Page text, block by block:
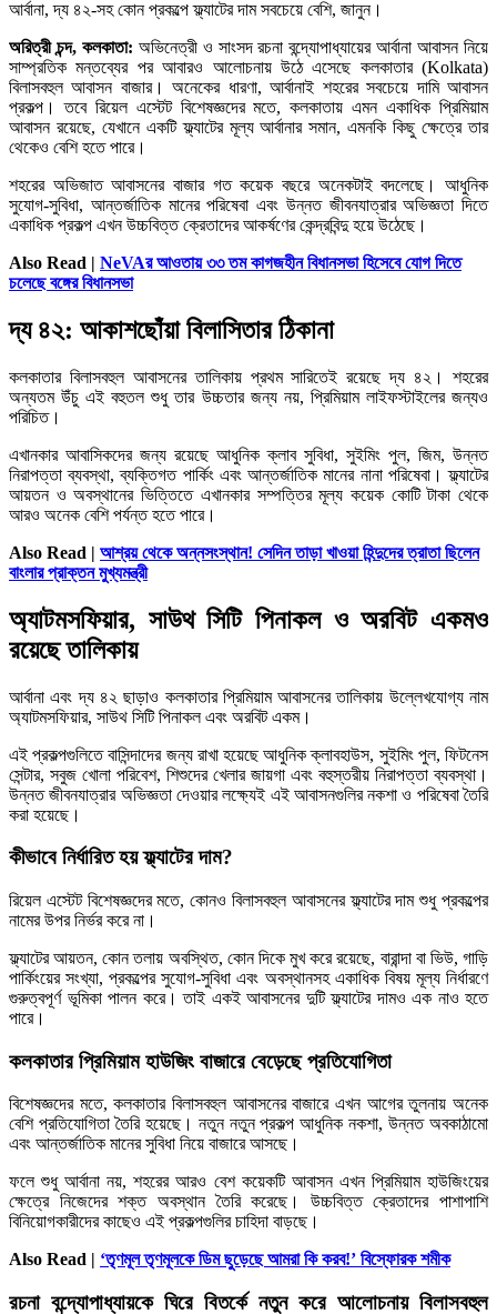
আর্বানা, দ্য ৪২-সহ কোন প্রকল্পে ফ্ল্যাটের দাম সবচেয়ে বেশি, জানুন।
অরিত্রী চন্দ, কলকাতা: অভিনেত্রী ও সাংসদ রচনা বন্দ্যোপাধ্যায়ের আর্বানা আবাসন নিয়ে
সাম্প্রতিক মন্তব্যের পর আবারও আলোচনায় উঠে এসেছে কলকাতার (Kolkata)
বিলাসবহুল আবাসন বাজার। অনেকের ধারণা, আর্বানাই শহরের সবচেয়ে দামি আবাসন
প্রকল্প। তবে রিয়েল এস্টেট বিশেষজ্ঞদের মতে, কলকাতায় এমন একাধিক প্রিমিয়াম
আবাসন রয়েছে, যেখানে একটি ফ্ল্যাটের মূল্য আর্বানার সমান, এমনকি কিছু ক্ষেত্রে তার
থেকেও বেশি হতে পারে।
শহরের অভিজাত আবাসনের বাজার গত কয়েক বছরে অনেকটাই বদলেছে। আধুনিক
সুযোগ-সুবিধা, আন্তর্জাতিক মানের পরিষেবা এবং উন্নত জীবনযাত্রার অভিজ্ঞতা দিতে
একাধিক প্রকল্প এখন উচ্চবিত্ত ক্রেতাদের আকর্ষণের কেন্দ্রবিন্দু হয়ে উঠেছে।
Also Read | NeVAর আওতায় ৩৩ তম কাগজহীন বিধানসভা হিসেবে যোগ দিতে
চলেছে বঙ্গের বিধানসভা
দ্য ৪২: আকাশছোঁয়া বিলাসিতার ঠিকানা
কলকাতার বিলাসবহুল আবাসনের তালিকায় প্রথম সারিতেই রয়েছে দ্য ৪২। শহরের
অন্যতম উঁচু এই বহুতল শুধু তার উচ্চতার জন্য নয়, প্রিমিয়াম লাইফস্টাইলের জন্যও
পরিচিত।
এখানকার আবাসিকদের জন্য রয়েছে আধুনিক ক্লাব সুবিধা, সুইমিং পুল, জিম, উন্নত
নিরাপত্তা ব্যবস্থা, ব্যক্তিগত পার্কিং এবং আন্তর্জাতিক মানের নানা পরিষেবা। ফ্ল্যাটের
আয়তন ও অবস্থানের ভিত্তিতে এখানকার সম্পত্তির মূল্য কয়েক কোটি টাকা থেকে
আরও অনেক বেশি পর্যন্ত হতে পারে।
Also Read | আশ্রয় থেকে অন্নসংস্থান! সেদিন তাড়া খাওয়া হিন্দুদের ত্রাতা ছিলেন
বাংলার প্রাক্তন মুখ্যমন্ত্রী
অ্যাটমসফিয়ার, সাউথ সিটি পিনাকল ও অরবিট একমও
রয়েছে তালিকায়
আর্বানা এবং দ্য ৪২ ছাড়াও কলকাতার প্রিমিয়াম আবাসনের তালিকায় উল্লেখযোগ্য নাম
অ্যাটমসফিয়ার, সাউথ সিটি পিনাকল এবং অরবিট একম।
এই প্রকল্পগুলিতে বাসিন্দাদের জন্য রাখা হয়েছে আধুনিক ক্লাবহাউস, সুইমিং পুল, ফিটনেস
সেন্টার, সবুজ খোলা পরিবেশ, শিশুদের খেলার জায়গা এবং বহুস্তরীয় নিরাপত্তা ব্যবস্থা।
উন্নত জীবনযাত্রার অভিজ্ঞতা দেওয়ার লক্ষ্যেই এই আবাসনগুলির নকশা ও পরিষেবা তৈরি
করা হয়েছে।
কীভাবে নির্ধারিত হয় ফ্ল্যাটের দাম?
রিয়েল এস্টেট বিশেষজ্ঞদের মতে, কোনও বিলাসবহুল আবাসনের ফ্ল্যাটের দাম শুধু প্রকল্পের
নামের উপর নির্ভর করে না।
ফ্ল্যাটের আয়তন, কোন তলায় অবস্থিত, কোন দিকে মুখ করে রয়েছে, বারান্দা বা ভিউ, গাড়ি
পার্কিংয়ের সংখ্যা, প্রকল্পের সুযোগ-সুবিধা এবং অবস্থানসহ একাধিক বিষয় মূল্য নির্ধারণে
গুরুত্বপূর্ণ ভূমিকা পালন করে। তাই একই আবাসনের দুটি ফ্ল্যাটের দামও এক নাও হতে
পারে।
কলকাতার প্রিমিয়াম হাউজিং বাজারে বেড়েছে প্রতিযোগিতা
বিশেষজ্ঞদের মতে, কলকাতার বিলাসবহুল আবাসনের বাজারে এখন আগের তুলনায় অনেক
বেশি প্রতিযোগিতা তৈরি হয়েছে। নতুন নতুন প্রকল্প আধুনিক নকশা, উন্নত অবকাঠামো
এবং আন্তর্জাতিক মানের সুবিধা নিয়ে বাজারে আসছে।
ফলে শুধু আর্বানা নয়, শহরের আরও বেশ কয়েকটি আবাসন এখন প্রিমিয়াম হাউজিংয়ের
ক্ষেত্রে নিজেদের শক্ত অবস্থান তৈরি করেছে। উচ্চবিত্ত ক্রেতাদের পাশাপাশি
বিনিয়োগকারীদের কাছেও এই প্রকল্পগুলির চাহিদা বাড়ছে।
Also Read | ‘তৃণমূল তৃণমূলকে ডিম ছুড়েছে আমরা কি করব!’ বিস্ফোরক শমীক
রচনা বন্দ্যোপাধ্যায়কে ঘিরে বিতর্কে নতুন করে আলোচনায় বিলাসবহুল